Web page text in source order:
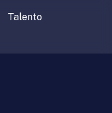
Talento